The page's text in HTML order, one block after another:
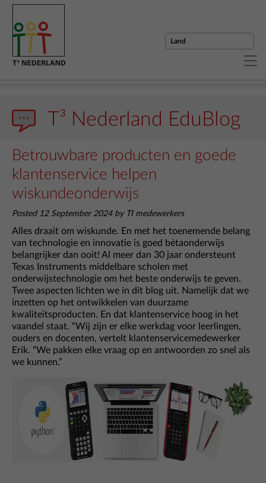
T³ Nederland EduBlog
Betrouwbare producten en goede
klantenservice helpen
wiskundeonderwijs
Posted 12 September 2024 by TI medewerkers
Alles draait om wiskunde. En met het toenemende belang
van technologie en innovatie is goed bètaonderwijs
belangrijker dan ooit! Al meer dan 30 jaar ondersteunt
Texas Instruments middelbare scholen met
onderwijstechnologie om het beste onderwijs te geven.
Twee aspecten lichten we in dit blog uit. Namelijk dat we
inzetten op het ontwikkelen van duurzame
kwaliteitsproducten. En dat klantenservice hoog in het
vaandel staat. “Wij zijn er elke werkdag voor leerlingen,
ouders en docenten, vertelt klantenservicemedewerker
Erik. “We pakken elke vraag op en antwoorden zo snel als
we kunnen.”